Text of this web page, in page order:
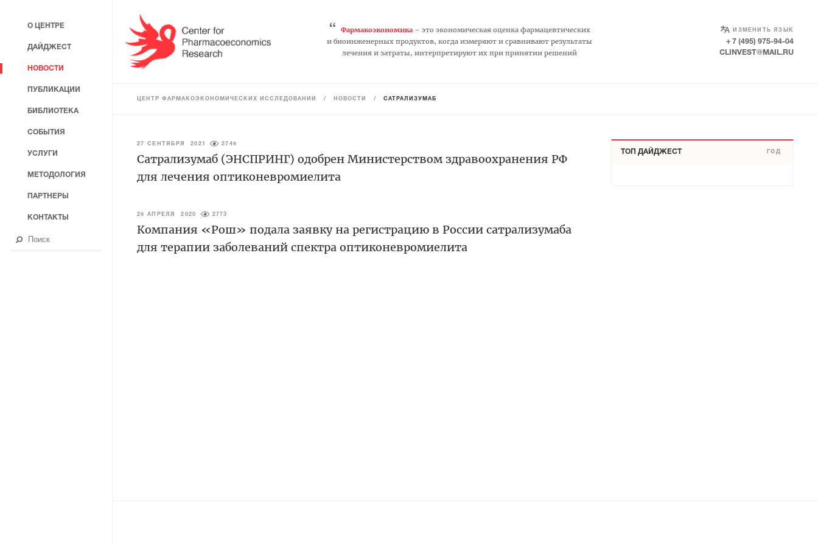
“ Фармакоэкономика– это экономическая оценка фармацевтических
и биоинженерных продуктов, когда измеряют и сравнивают результаты
лечения и затраты, интерпретируют их при принятии решений
ИЗМЕНИТЬ ЯЗЫК
SELECT LANGUAGE
+ 7 (495) 975-94-04
CLINVEST@MAIL.RU
ЦЕНТР ФАРМАКОЭКОНОМИЧЕСКИХ ИССЛЕДОВАНИЙ / НОВОСТИ / САТРАЛИЗУМАБ
27 СЕНТЯБРЯ 2021 2749
Сатрализумаб (ЭНСПРИНГ) одобрен Министерством здравоохранения РФ
для лечения оптиконевромиелита
29 АПРЕЛЯ 2020 2773
Компания «Рош» подала заявку на регистрацию в России сатрализумаба
для терапии заболеваний спектра оптиконевромиелита
ТОП ДАЙДЖЕСТ ГОД
О ЦЕНТРЕ
ДАЙДЖЕСТ
НОВОСТИ
ПУБЛИКАЦИИ
БИБЛИОТЕКА
СОБЫТИЯ
УСЛУГИ
МЕТОДОЛОГИЯ
ПАРТНЕРЫ
КОНТАКТЫ